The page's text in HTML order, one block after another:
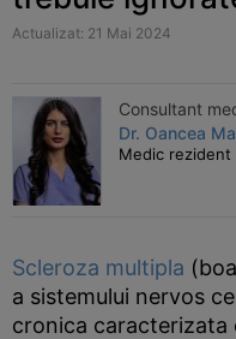
Actualizat: 21 Mai 2024
Consultant
Dr. Oancea
Medic rezident
Scleroza multipla
a sistemului nervos
cronica caracterizata